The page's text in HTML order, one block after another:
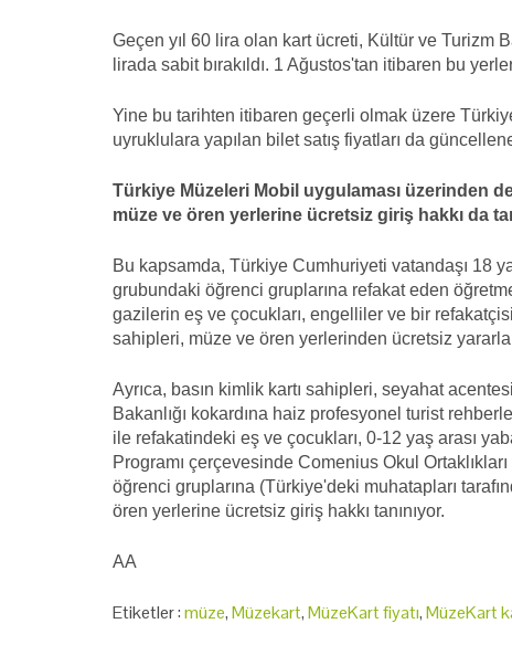
Geçen yıl 60 lira olan kart ücreti, Kültür ve Turizm
lirada sabit bırakıldı. 1 Ağustos'tan itibaren bu
Yine bu tarihten itibaren geçerli olmak üzere
uyruklulara yapılan bilet satış fiyatları da
Türkiye Müzeleri Mobil uygulaması üzerinden
müze ve ören yerlerine ücretsiz giriş hakkı da
Bu kapsamda, Türkiye Cumhuriyeti vatandaşı 18
grubundaki öğrenci gruplarına refakat eden
gazilerin eş ve çocukları, engelliler ve bir
sahipleri, müze ve ören yerlerinden ücretsiz
Ayrıca, basın kimlik kartı sahipleri, seyahat
Bakanlığı kokardına haiz profesyonel turist
ile refakatindeki eş ve çocukları, 0-12 yaş arası
Programı çerçevesinde Comenius Okul
öğrenci gruplarına (Türkiye'deki muhatapları
ören yerlerine ücretsiz giriş hakkı tanınıyor.
AA
Etiketler :müze,Müzekart,MüzeKart fiyatı,MüzeKart